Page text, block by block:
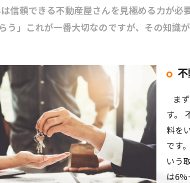
信頼できる不動産屋さんを見極める力が
う」これが一番大切なのですが、その知識
ま
す。
料を
です
いう
は